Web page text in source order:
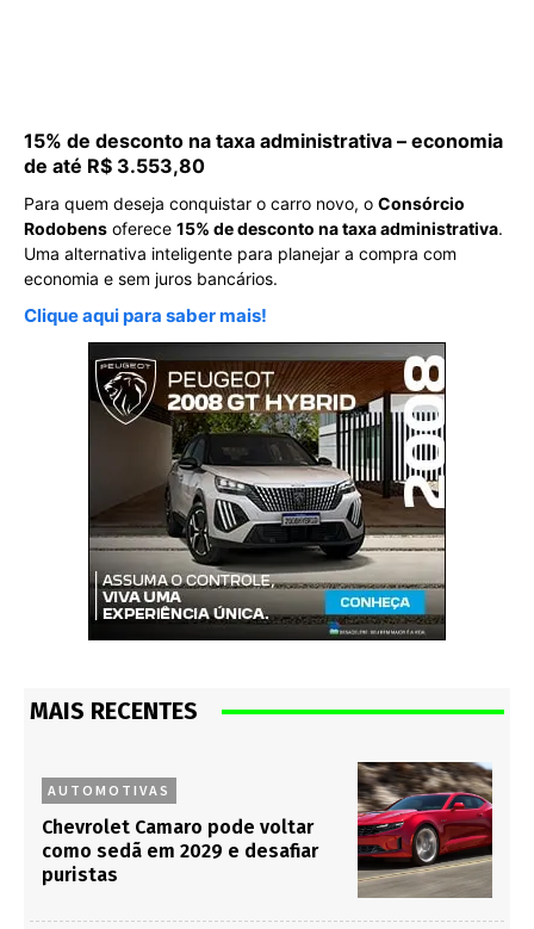
15% de desconto na taxa administrativa – economia
de até R$ 3.553,80
Para quem deseja conquistar o carro novo, o Consórcio
Rodobens oferece 15% de desconto na taxa administrativa.
Uma alternativa inteligente para planejar a compra com
economia e sem juros bancários.
Clique aqui para saber mais!
MAIS RECENTES
AUTOMOTIVAS
Chevrolet Camaro pode voltar
como sedã em 2029 e desafiar
puristas